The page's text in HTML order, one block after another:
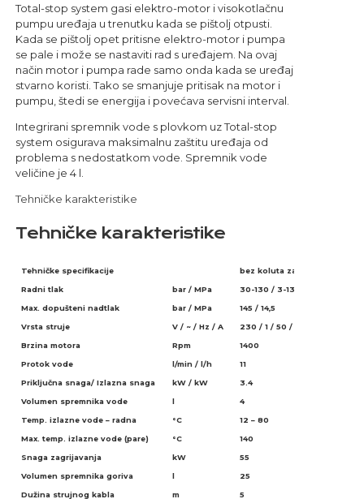
Total-stop system gasi elektro-motor i visokotlačnu
pumpu uređaja u trenutku kada se pištolj otpusti.
Kada se pištolj opet pritisne elektro-motor i pumpa
se pale i može se nastaviti rad s uređajem. Na ovaj
način motor i pumpa rade samo onda kada se uređaj
stvarno koristi. Tako se smanjuje pritisak na motor i
pumpu, štedi se energija i povećava servisni interval.
Integrirani spremnik vode s plovkom uz Total-stop
system osigurava maksimalnu zaštitu uređaja od
problema s nedostatkom vode. Spremnik vode
veličine je 4 l.
Tehničke karakteristike
Tehničke karakteristike
Tehničke specifikacije bez koluta za namatanje VT
Radni tlak bar / MPa 30-130 / 3-13
Max. dopušteni nadtlak bar / MPa 145 / 14,5
Vrsta struje V / ~ / Hz / A 230 / 1 / 50 / 15
Brzina motora Rpm 1400
Protok vode l/min / l/h 11
Priključna snaga/ Izlazna snaga kW / kW 3.4
Volumen spremnika vode l 4
Temp. izlazne vode – radna °C 12 – 80
Max. temp. izlazne vode (pare) °C 140
Snaga zagrijavanja kW 55
Volumen spremnika goriva l 25
Dužina strujnog kabla m 5